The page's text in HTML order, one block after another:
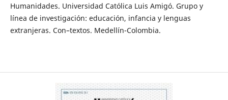
Humanidades. Universidad Católica Luis Amigó. Grupo y
línea de investigación: educación, infancia y lenguas
extranjeras. Con–textos. Medellín-Colombia.